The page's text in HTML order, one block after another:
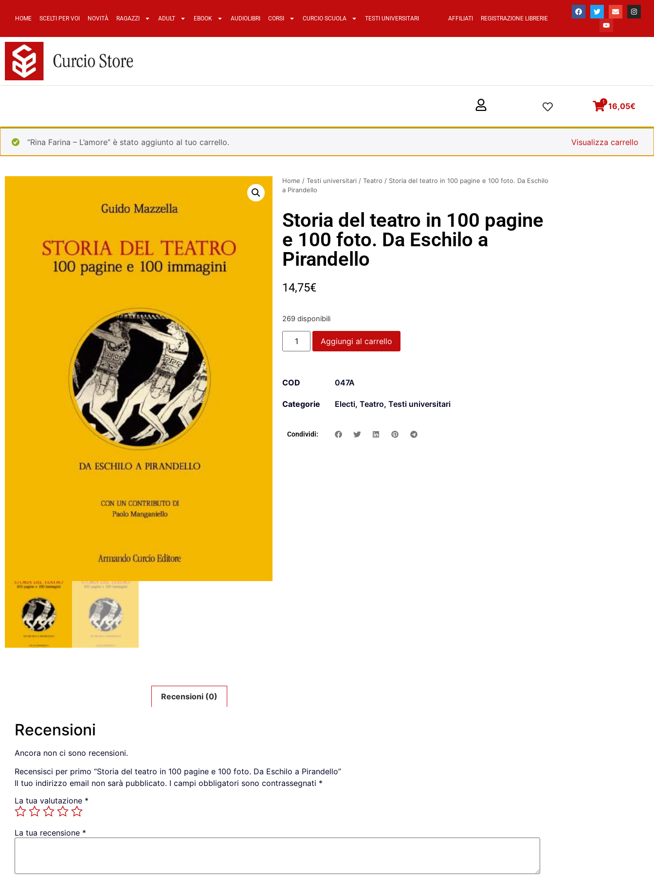
HOME SCELTI PER VOI NOVITÀ RAGAZZI ADULT EBOOK AUDIOLIBRI CORSI CURCIO SCUOLA TESTI UNIVERSITARI AFFILIATI REGISTRAZIONE LIBRERIE
16,05€
1
“Rina Farina – L’amore” è stato aggiunto al tuo carrello. Visualizza carrello
Home / Testi universitari / Teatro / Storia del teatro in 100 pagine e 100 foto. Da Eschilo
a Pirandello
Storia del teatro in 100 pagine
e 100 foto. Da Eschilo a
Pirandello
14,75€
269 disponibili
Aggiungi al carrello
COD 047A
Categorie Electi, Teatro, Testi universitari
Condividi:
Recensioni (0)
Recensioni
Ancora non ci sono recensioni.
Recensisci per primo “Storia del teatro in 100 pagine e 100 foto. Da Eschilo a Pirandello”
Il tuo indirizzo email non sarà pubblicato. I campi obbligatori sono contrassegnati *
La tua valutazione *
La tua recensione *